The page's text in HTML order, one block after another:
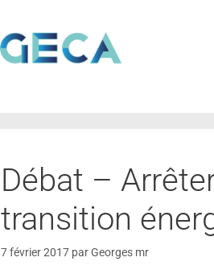
Débat –
transition
7 février 2017 parGeorges mr